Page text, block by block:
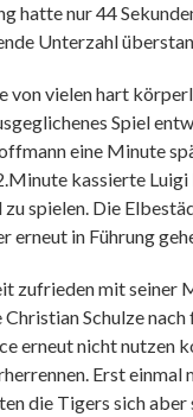
hatte nur 44
Unterzahl
von vielen hart
Spiel
eine Minute
kassierte
spielen. Die
erneut in Führung
zufrieden mit seiner
Schulze
erneut nicht nutzen
Erst
die Tigers sich